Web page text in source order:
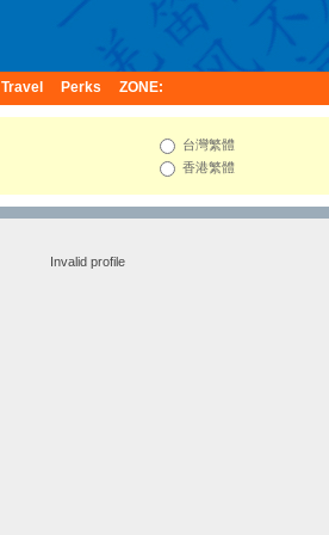
Travel Perks ZONE:
台灣繁體
香港繁體
Invalid profile